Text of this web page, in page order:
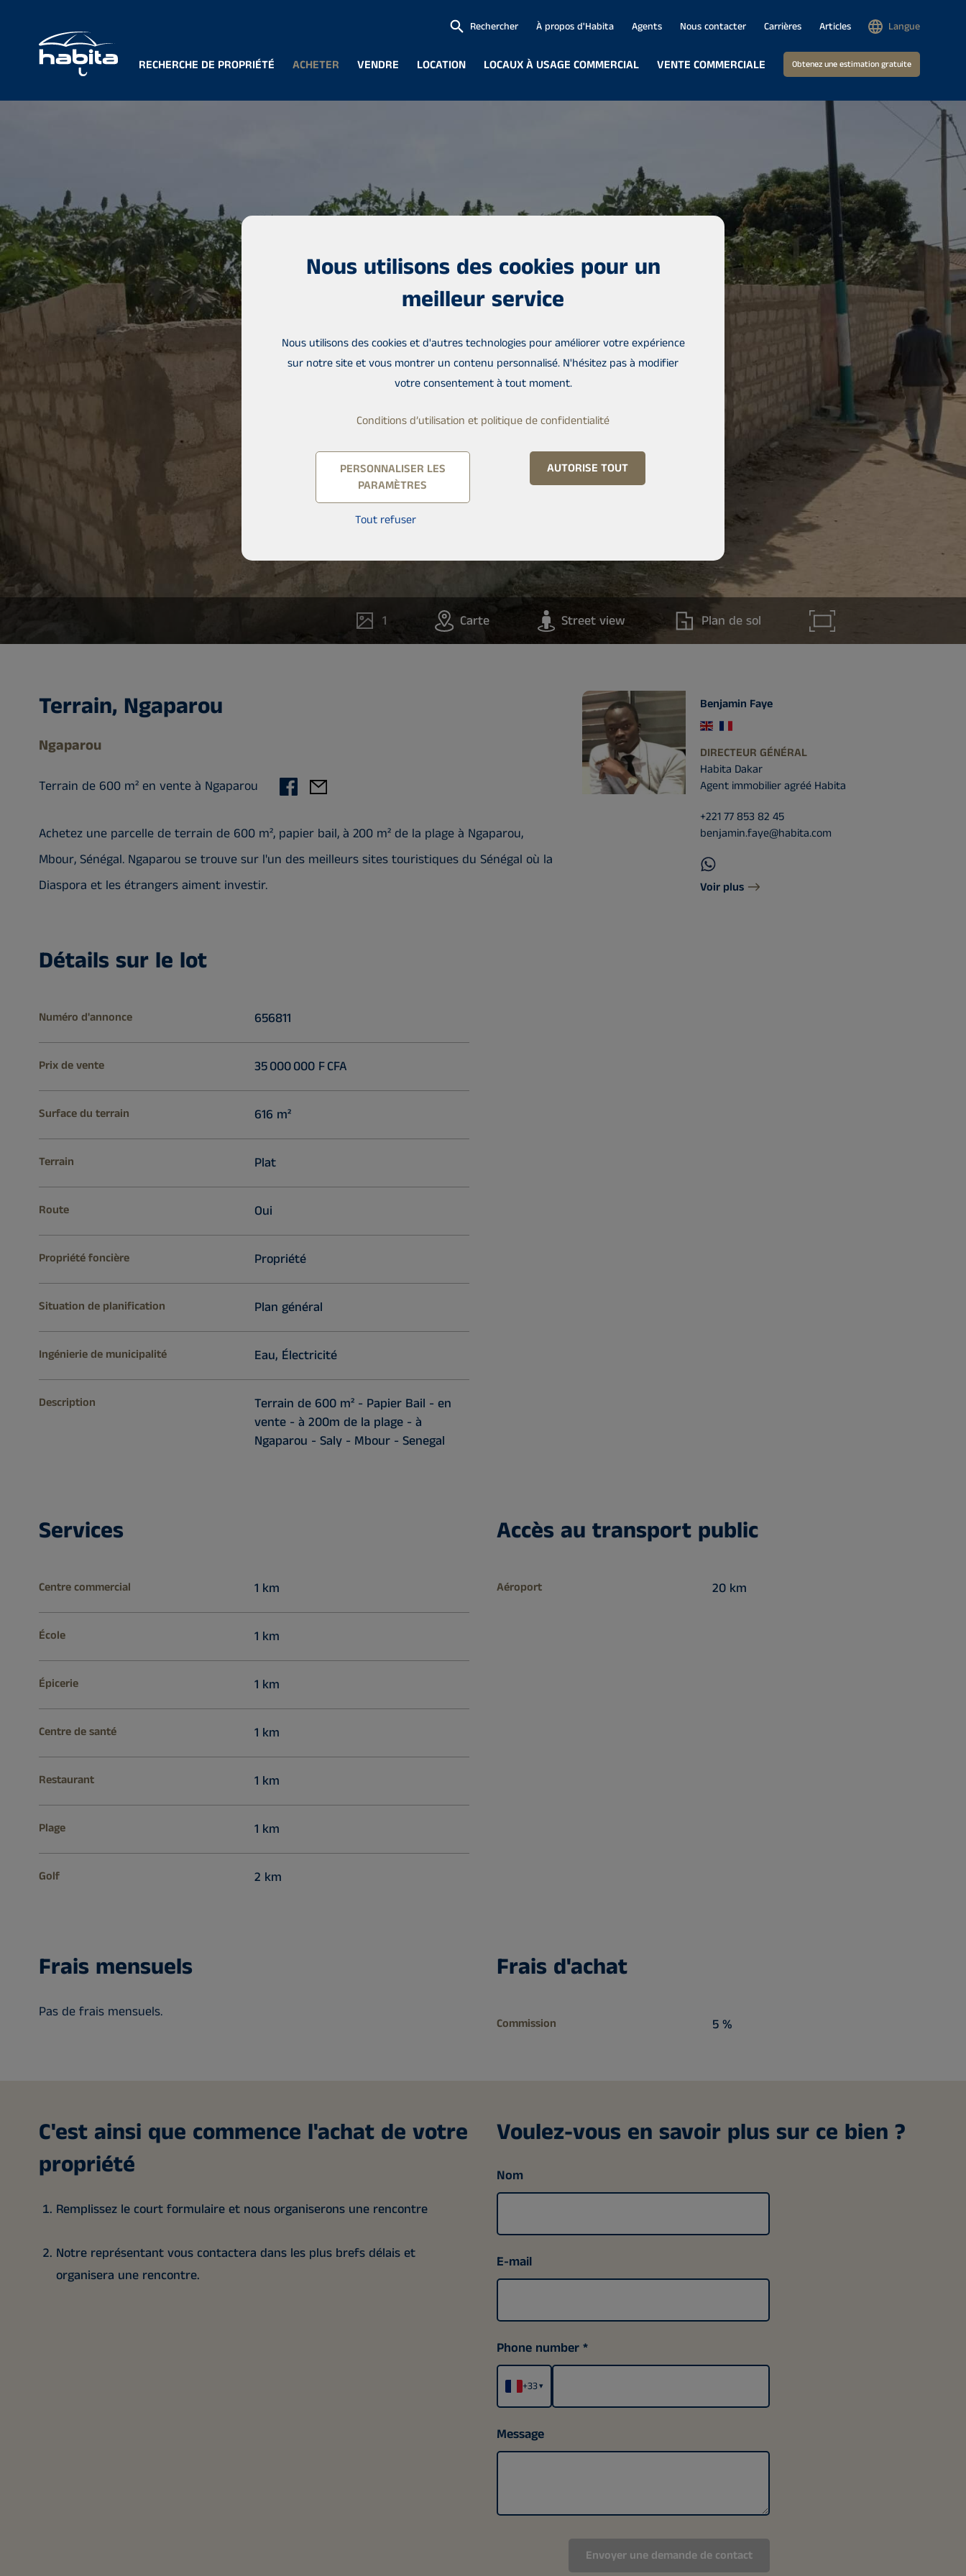
RECHERCHE DE PROPRIÉTÉ ACHETER VENDRE LOCATION LOCAUX À USAGE COMMERCIAL VENTE COMMERCIALE Obtenez une estimation gratuite
Rechercher À propos d'Habita Agents Nous contacter Carrières Articles Langue
1 Carte Street view Plan de sol
Terrain, Ngaparou
Ngaparou
Terrain de 600 m² en vente à Ngaparou
Achetez une parcelle de terrain de 600 m², papier bail, à 200 m² de la plage à Ngaparou,
Mbour, Sénégal. Ngaparou se trouve sur l'un des meilleurs sites touristiques du Sénégal où la
Diaspora et les étrangers aiment investir.
Benjamin Faye
DIRECTEUR GÉNÉRAL
Habita Dakar
Agent immobilier agréé Habita
+221 77 853 82 45
benjamin.faye@habita.com
Voir plus
Détails sur le lot
Numéro d'annonce 656811
Prix de vente 35 000 000 F CFA
Surface du terrain 616 m²
Terrain Plat
Route Oui
Propriété foncière Propriété
Situation de planification Plan général
Ingénierie de municipalité Eau, Électricité
Description
Terrain de 600 m² - Papier Bail - en
vente - à 200m de la plage - à
Ngaparou - Saly - Mbour - Senegal
Services
Centre commercial 1 km
École 1 km
Épicerie 1 km
Centre de santé 1 km
Restaurant 1 km
Plage 1 km
Golf 2 km
Accès au transport public
Aéroport 20 km
Frais mensuels
Pas de frais mensuels.
Frais d'achat
Commission 5 %
C'est ainsi que commence l'achat de votre
propriété
Remplissez le court formulaire et nous organiserons une rencontre
Notre représentant vous contactera dans les plus brefs délais et
organisera une rencontre.
Voulez-vous en savoir plus sur ce bien ?
Nom
E-mail
Phone number
+33▾
Message
Nous utilisons des cookies pour un
meilleur service
Nous utilisons des cookies et d'autres technologies pour améliorer votre expérience
sur notre site et vous montrer un contenu personnalisé. N'hésitez pas à modifier
votre consentement à tout moment.
Conditions d’utilisation et politique de confidentialité
PERSONNALISER LES
PARAMÈTRES
Tout refuser
AUTORISE TOUT